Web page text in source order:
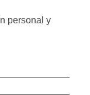
personal y